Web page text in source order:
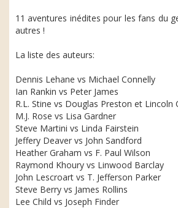
11 aventures inédites pour les fans du
autres !
La liste des auteurs:
Dennis Lehane vs Michael Connelly
Ian Rankin vs Peter James
R.L. Stine vs Douglas Preston et Lincoln
M.J. Rose vs Lisa Gardner
Steve Martini vs Linda Fairstein
Jeffery Deaver vs John Sandford
Heather Graham vs F. Paul Wilson
Raymond Khoury vs Linwood Barclay
John Lescroart vs T. Jefferson Parker
Steve Berry vs James Rollins
Lee Child vs Joseph Finder